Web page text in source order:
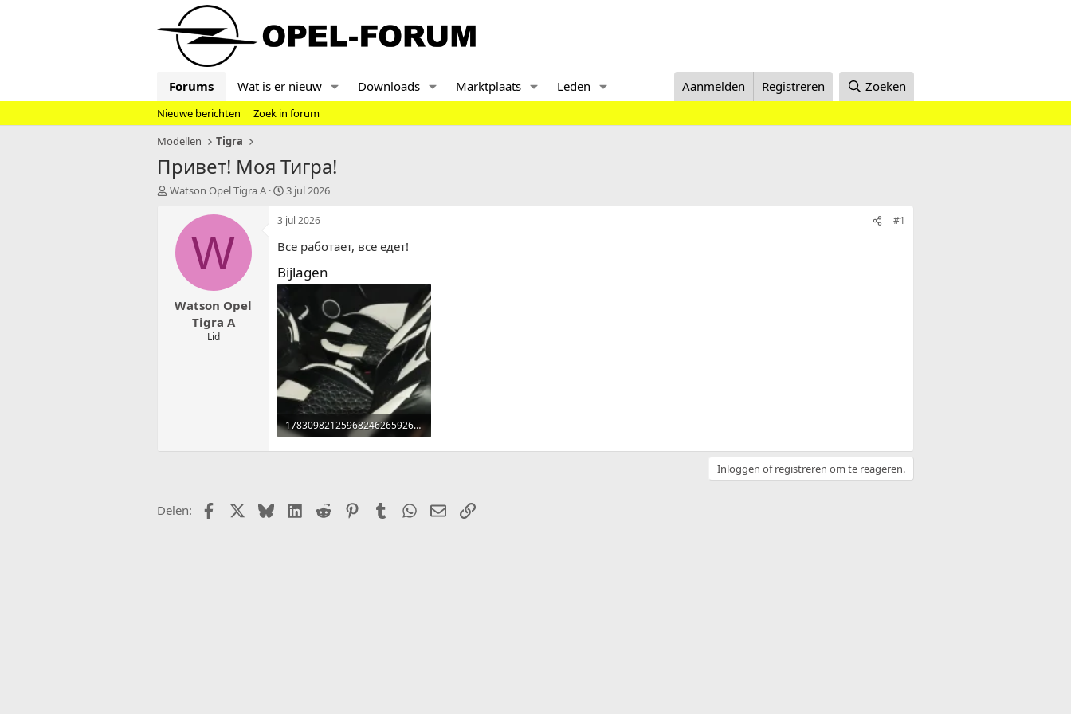
Forums Wat is er nieuw Downloads Marktplaats Leden Aanmelden Registreren Zoeken
Nieuwe berichten
Zoek in forum
Modellen
Tigra
Привет! Моя Тигра!
T
Watson Opel Tigra A
S
a
t
a
t
m
3 jul 2026
W
Watson Opel
Tigra A
Lid
3 jul 2026 #1
Все работает, все едет!
Bijlagen
17830982125968246265926170166121.webp
433,9 KB · Weergaven: 43
Inloggen of registreren om te reageren.
Delen: FacebookX (Twitter)
BlueskyLinkedIn
Reddit PinterestTumblr WhatsApp
E-mailLink